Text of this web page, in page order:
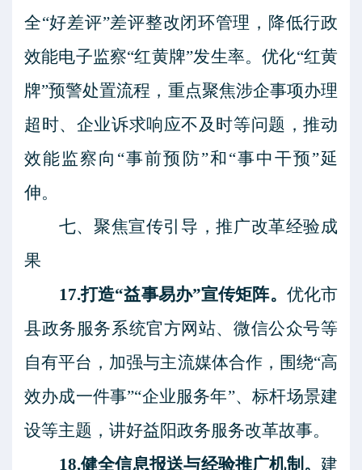
全“好差评”差评整改闭环管理，降低行政
效能电子监察“红黄牌”发生率。优化“红黄
牌”预警处置流程，重点聚焦涉企事项办理
超时、企业诉求响应不及时等问题，推动
效能监察向“事前预防”和“事中干预”延
伸。
七、聚焦宣传引导，推广改革经验成
果
17.打造“益事易办”宣传矩阵。 优化市
县政务服务系统官方网站、微信公众号等
自有平台，加强与主流媒体合作，围绕“高
效办成一件事”“企业服务年”、标杆场景建
设等主题，讲好益阳政务服务改革故事。
18.健全信息报送与经验推广机制。 建